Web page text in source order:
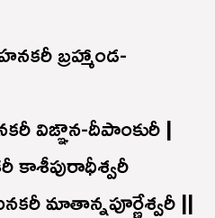
బ్రహ్మాండ-
విఙ్ఞాన-దీపాంకురీ |
కాశీపురాధీశ్వరీ
మాతాన్నపూర్ణేశ్వరీ ||